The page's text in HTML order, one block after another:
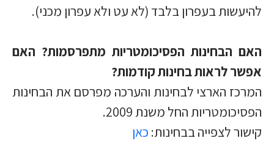
להיעשות בעפרון בלבד (לא עט ולא עפרון מכני).
האם הבחינות הפסיכומטריות מתפרסמות? האם
אפשר לראות בחינות קודמות?
המרכז הארצי לבחינות והערכה מפרסם את הבחינות
הפסיכומטריות החל משנת 2009.
קישור לצפייה בבחינות: כאן